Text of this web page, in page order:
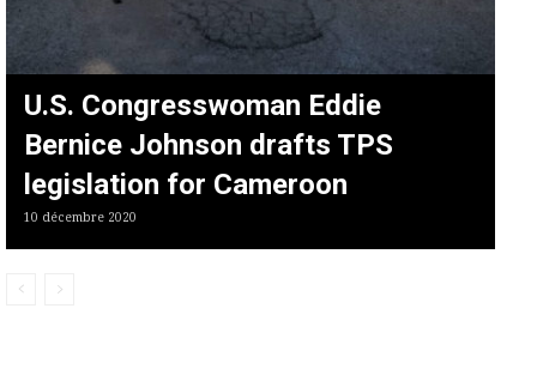
U.S. Congresswoman Eddie
Bernice Johnson drafts TPS
legislation for Cameroon
10 décembre 2020